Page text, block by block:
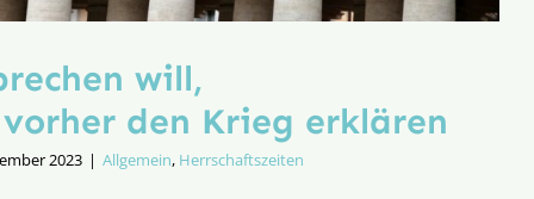
will,
den Krieg erklären
2023 | Allgemein, Herrschaftszeiten